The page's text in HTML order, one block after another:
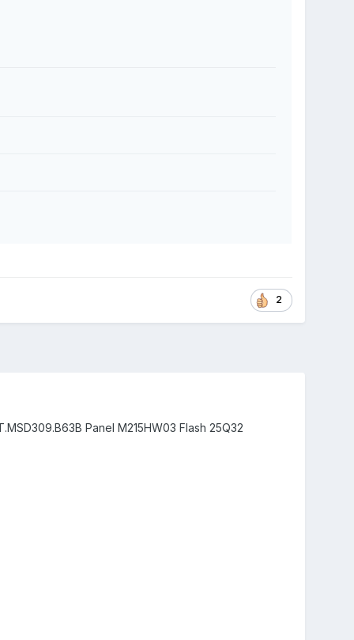
2
Panel M215HW03 Flash 25Q32